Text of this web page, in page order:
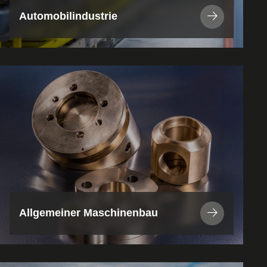
Automobilindustrie
Anwendung
anzeigen
Allgemeiner Maschinenbau